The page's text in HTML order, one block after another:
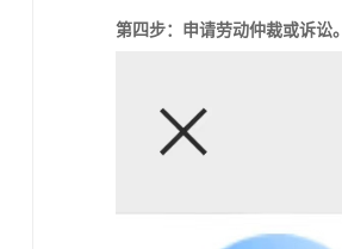
第四步：申请劳动仲裁或诉讼。